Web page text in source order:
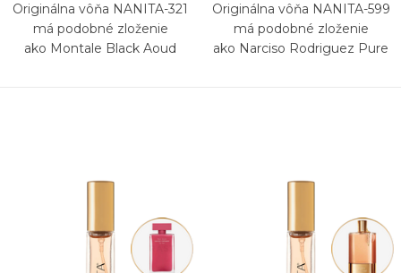
Originálna vôňa NANITA-321
má podobné zloženie
ako Montale Black Aoud
Originálna vôňa NANITA-599
má podobné zloženie
ako Narciso Rodriguez Pure